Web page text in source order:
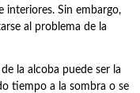
interiores. Sin embargo,
al problema de la
la alcoba puede ser la
tiempo a la sombra o se